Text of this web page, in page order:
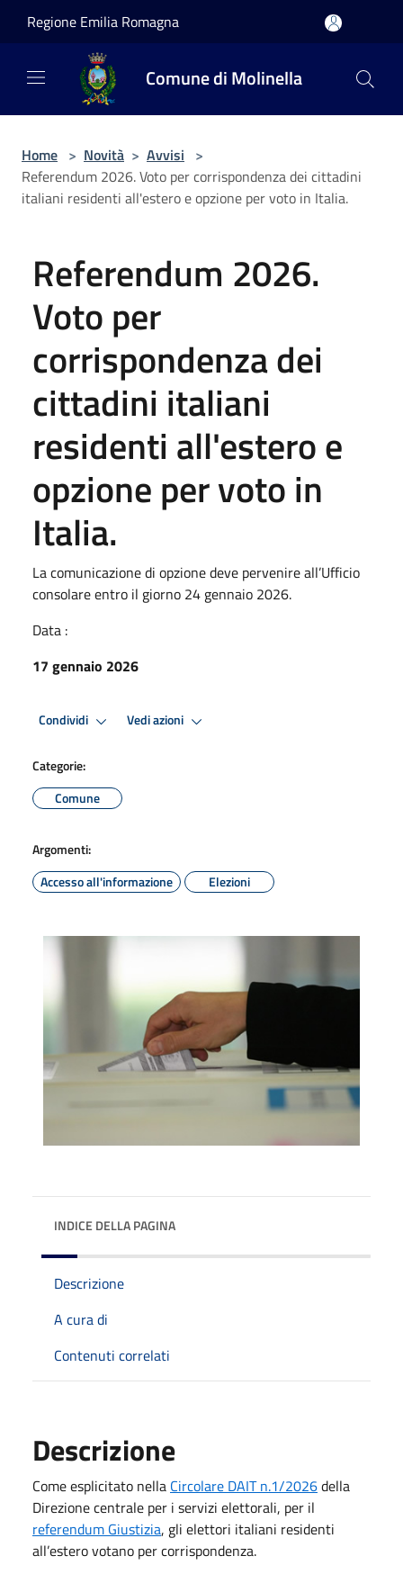
Regione Emilia Romagna
Comune di Molinella
Home > Novità > Avvisi >
Referendum 2026. Voto per corrispondenza dei cittadini
italiani residenti all'estero e opzione per voto in Italia.
Referendum 2026.
Voto per
corrispondenza dei
cittadini italiani
residenti all'estero e
opzione per voto in
Italia.
La comunicazione di opzione deve pervenire all’Ufficio
consolare entro il giorno 24 gennaio 2026.
Data :
17 gennaio 2026
Condividi Vedi azioni
Categorie:
Comune
Argomenti:
Accesso all'informazione
Elezioni
INDICE DELLA PAGINA
Descrizione
A cura di
Contenuti correlati
Descrizione
Come esplicitato nella Circolare DAIT n.1/2026della
Direzione centrale per i servizi elettorali, per il
referendum Giustizia, gli elettori italiani residenti
all’estero votano per corrispondenza.